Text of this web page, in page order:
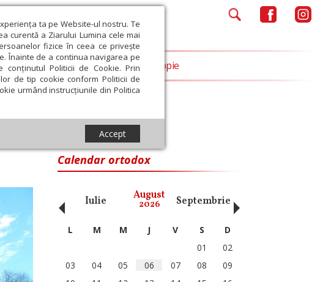
ta pe Website-ul nostru. Te
curentă a Ziarului Lumina cele mai
fizice în ceea ce privește
Înainte de a continua navigarea pe
Politicii de Cookie. Prin
de tip cookie conform Politicii de
urmând instrucțiunile din Politica
Accept
Societate Opinii Filantropie
Calendar ortodox
Iulie August
2026 Septembrie Octombrie
‹ L M M J V S
D
01
02
03
04 05 06 07 08
09